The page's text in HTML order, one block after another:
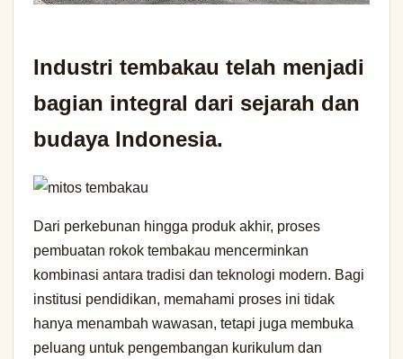
Industri tembakau telah menjadi
bagian integral dari sejarah dan
budaya Indonesia.
Dari perkebunan hingga produk akhir, proses
pembuatan rokok tembakau mencerminkan
kombinasi antara tradisi dan teknologi modern. Bagi
institusi pendidikan, memahami proses ini tidak
hanya menambah wawasan, tetapi juga membuka
peluang untuk pengembangan kurikulum dan